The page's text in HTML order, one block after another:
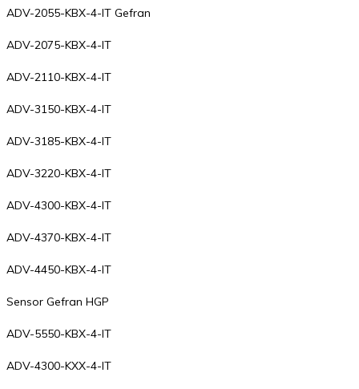
ADV-2055-KBX-4-IT Gefran
ADV-2075-KBX-4-IT
ADV-2110-KBX-4-IT
ADV-3150-KBX-4-IT
ADV-3185-KBX-4-IT
ADV-3220-KBX-4-IT
ADV-4300-KBX-4-IT
ADV-4370-KBX-4-IT
ADV-4450-KBX-4-IT
Sensor Gefran HGP
ADV-5550-KBX-4-IT
ADV-4300-KXX-4-IT